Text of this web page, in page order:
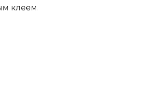
клеем.